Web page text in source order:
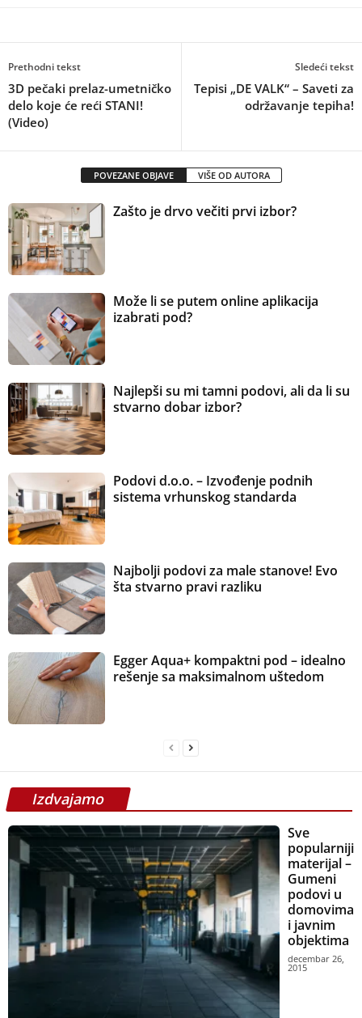
Prethodni tekst
3D pečaki prelaz-umetničko
delo koje će reći STANI!
(Video)
Sledeći tekst
Tepisi „DE VALK“ – Saveti za
održavanje tepiha!
POVEZANE OBJAVE VIŠE OD AUTORA
Zašto je drvo večiti prvi izbor?
Može li se putem online aplikacija
izabrati pod?
Najlepši su mi tamni podovi, ali da li su
stvarno dobar izbor?
Podovi d.o.o. – Izvođenje podnih
sistema vrhunskog standarda
Najbolji podovi za male stanove! Evo
šta stvarno pravi razliku
Egger Aqua+ kompaktni pod – idealno
rešenje sa maksimalnom uštedom
Izdvajamo
Sve
popularniji
materijal –
Gumeni
podovi u
domovima
i javnim
objektima
decembar 26,
2015